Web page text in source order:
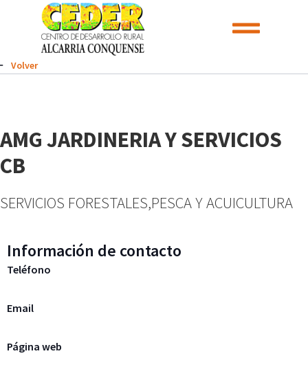
Volver
AMG JARDINERIA Y SERVICIOS
CB
SERVICIOS FORESTALES,PESCA Y ACUICULTURA
Información de contacto
Teléfono
Email
Página web